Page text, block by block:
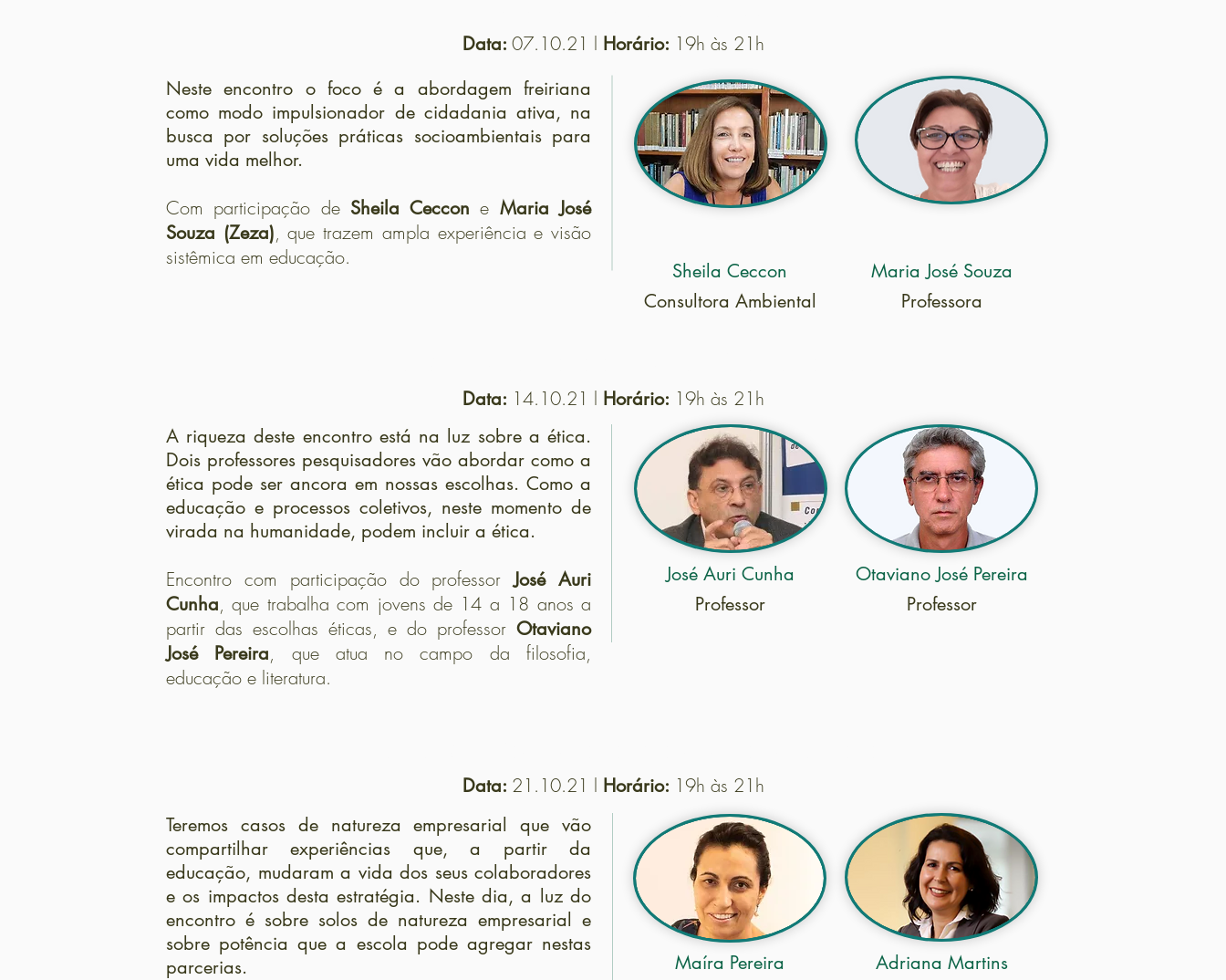
Data: 07.10.21 l Horário: 19h às 21h
Neste encontro o foco é a abordagem freiriana
como modo impulsionador de cidadania ativa, na
busca por soluções práticas socioambientais para
uma vida melhor.
Com participação de Sheila Ceccon e Maria José
Souza (Zeza), que trazem ampla experiência e visão
sistêmica em educação.
Sheila Ceccon
Consultora Ambiental
Maria José Souza
Professora
Data: 14.10.21 l Horário: 19h às 21h
A riqueza deste encontro está na luz sobre a ética.
Dois professores pesquisadores vão abordar como a
ética pode ser ancora em nossas escolhas. Como a
educação e processos coletivos, neste momento de
virada na humanidade, podem incluir a ética.
Encontro com participação do professorJosé Auri
Cunha, que trabalha com jovens de 14 a 18 anos a
partir das escolhas éticas, e do professor Otaviano
José Pereira, que atua no campo da filosofia,
educação e literatura.
José Auri Cunha
Professor
Otaviano José Pereira
Professor
Data: 21.10.21 l Horário: 19h às 21h
Teremos casos de natureza empresarial que vão
compartilhar experiências que, a partir da
educação, mudaram a vida dos seus colaboradores
e os impactos desta estratégia. Neste dia, a luz do
encontro é sobre solos de natureza empresarial e
sobre potência que a escola pode agregar nestas
parcerias.
Maíra Pereira
Adriana Martins